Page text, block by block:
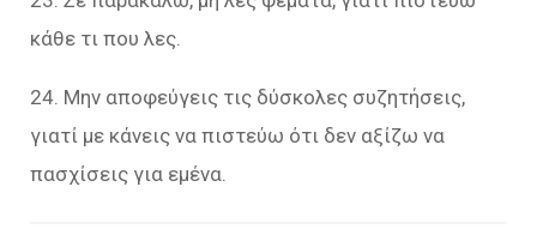
κάθε τι που λες.
24. Μην αποφεύγεις τις δύσκολες συζητήσεις,
γιατί με κάνεις να πιστεύω ότι δεν αξίζω να
πασχίσεις για εμένα.